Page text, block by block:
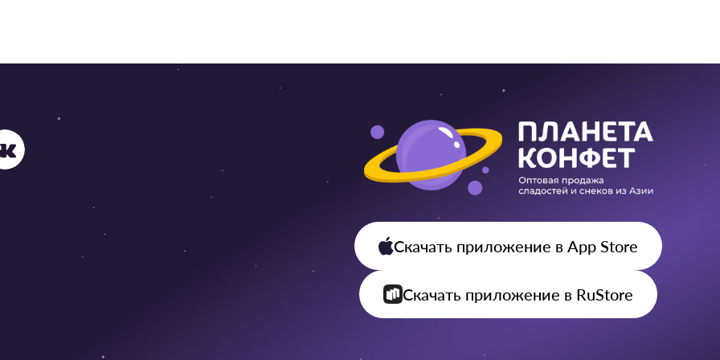
Скачать приложение в App Store
Скачать приложение в RuStore